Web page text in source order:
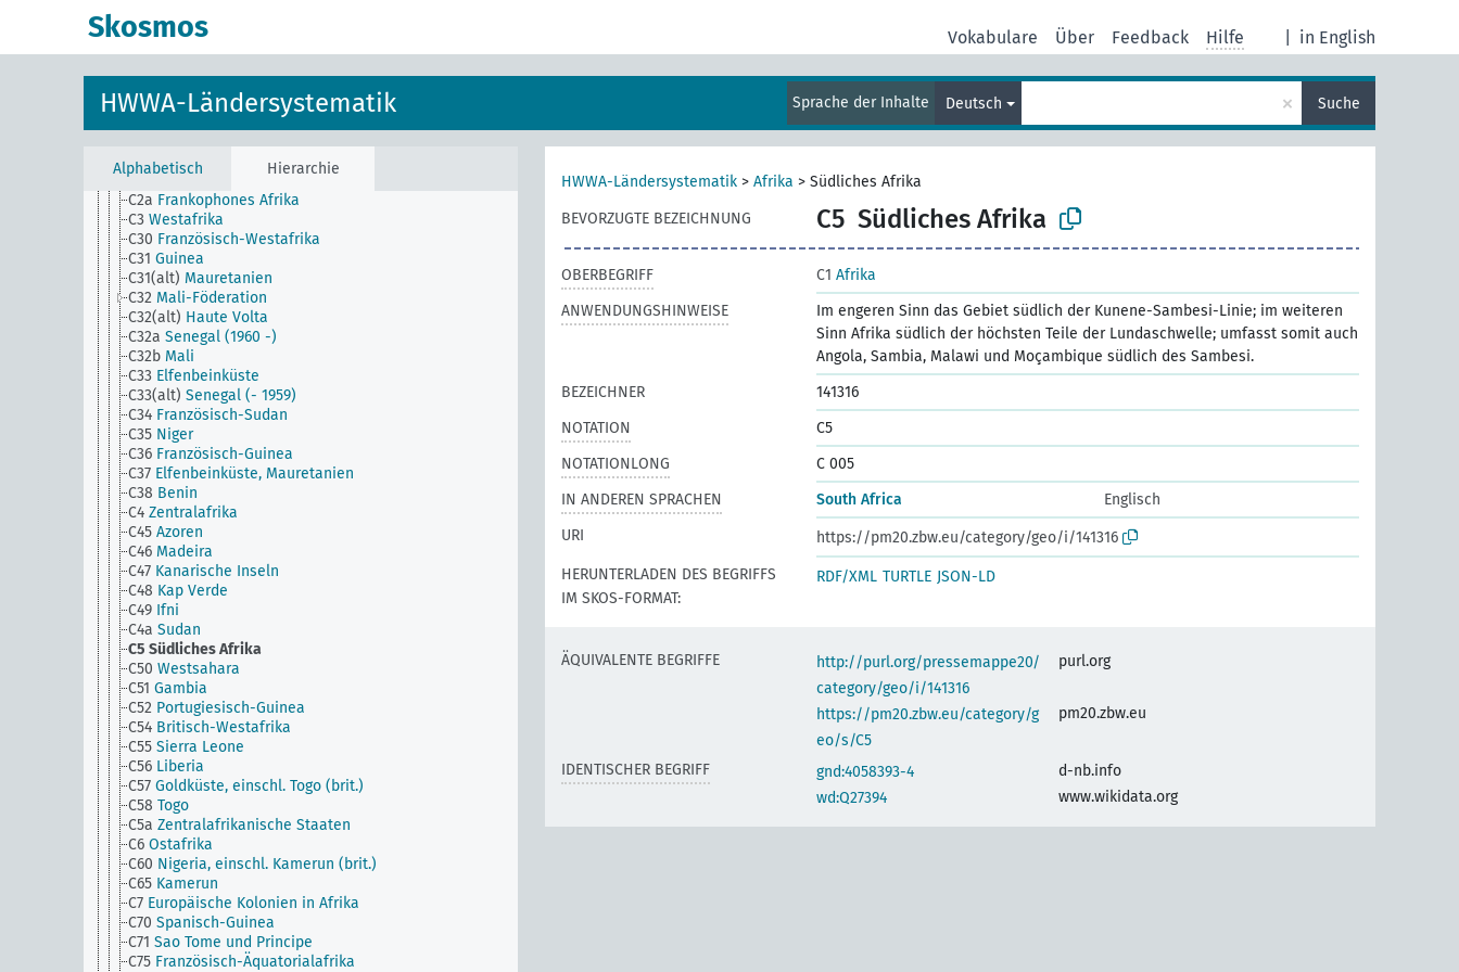
Skosmos in English
Vokabulare Über Feedback Hilfe
HWWA-Ländersystematik Sprache der Inhalte Deutsch × Suche
Alphabetisch Hierarchie
C16 Cyrenaica
C1a Sahara
C25 Französisch-Marokko
C26
C2a Frankophones Afrika
C3 Westafrika
C30 Französisch-Westafrika
C31 Guinea
C31(alt) Mauretanien
C32 Mali-Föderation
C32(alt) Haute Volta
C32a Senegal (1960 -)
C32b Mali
C33 Elfenbeinküste
C33(alt) Senegal (- 1959)
C34 Französisch-Sudan
C35 Niger
C36 Französisch-Guinea
C37 Elfenbeinküste, Mauretanien
C38 Benin
C4 Zentralafrika
C45 Azoren
C46 Madeira
C47 Kanarische Inseln
C48 Kap Verde
C49 Ifni
C4a Sudan
C5 Südliches Afrika
C50 Westsahara
C51 Gambia
C52 Portugiesisch-Guinea
C54 Britisch-Westafrika
C55 Sierra Leone
C56 Liberia
C57 Goldküste, einschl. Togo (brit.)
C58 Togo
C5a Zentralafrikanische Staaten
C6 Ostafrika
C60 Nigeria, einschl. Kamerun (brit.)
C65 Kamerun
C7 Europäische Kolonien in Afrika
C70 Spanisch-Guinea
C71 Sao Tome und Principe
C75 Französisch-Äquatorialafrika
HWWA-Ländersystematik > Afrika > Südliches Afrika
BEVORZUGTE BEZEICHNUNG
C5 Südliches Afrika
OBERBEGRIFF C1 Afrika
ANWENDUNGSHINWEISE
Im engeren Sinn das Gebiet südlich der Kunene-Sambesi-Linie; im weiteren
Sinn Afrika südlich der höchsten Teile der Lundaschwelle; umfasst somit auch
Angola, Sambia, Malawi und Moçambique südlich des Sambesi.
BEZEICHNER
141316
NOTATION
C5
NOTATIONLONG
C 005
IN ANDEREN SPRACHEN
South Africa
Englisch
URI
https://pm20.zbw.eu/category/geo/i/141316
HERUNTERLADEN DES BEGRIFFS
IM SKOS-FORMAT:
RDF/XML TURTLE JSON-LD
ÄQUIVALENTE BEGRIFFE
http://purl.org/pressemappe20/
category/geo/i/141316
purl.org
https://pm20.zbw.eu/category/g
eo/s/C5
pm20.zbw.eu
IDENTISCHER BEGRIFF gnd:4058393-4
d-nb.info
wd:Q27394
www.wikidata.org